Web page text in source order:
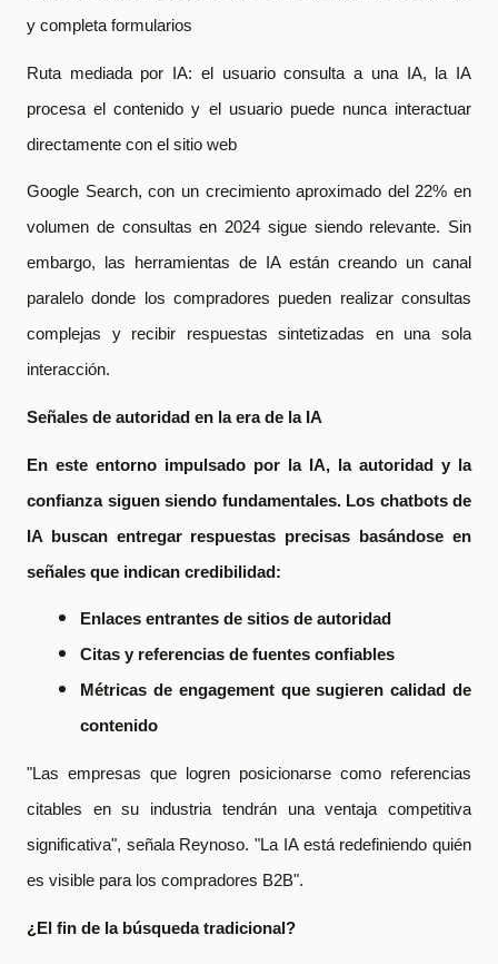
y completa formularios
Ruta mediada por IA: el usuario consulta a una IA, la IA
procesa el contenido y el usuario puede nunca interactuar
directamente con el sitio web
Google Search, con un crecimiento aproximado del 22% en
volumen de consultas en 2024 sigue siendo relevante. Sin
embargo, las herramientas de IA están creando un canal
paralelo donde los compradores pueden realizar consultas
complejas y recibir respuestas sintetizadas en una sola
interacción.
Señales de autoridad en la era de la IA
En este entorno impulsado por la IA, la autoridad y la
confianza siguen siendo fundamentales. Los chatbots de
IA buscan entregar respuestas precisas basándose en
señales que indican credibilidad:
Enlaces entrantes de sitios de autoridad
Citas y referencias de fuentes confiables
Métricas de engagement que sugieren calidad de
contenido
"Las empresas que logren posicionarse como referencias
citables en su industria tendrán una ventaja competitiva
significativa", señala Reynoso. "La IA está redefiniendo quién
es visible para los compradores B2B".
¿El fin de la búsqueda tradicional?